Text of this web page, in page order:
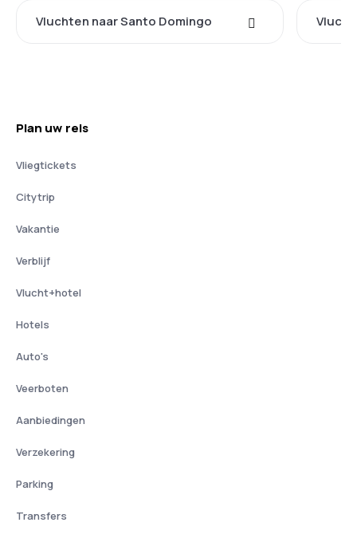
Vluchten naar Santo Domingo
Plan uw reis
Vliegtickets
Citytrip
Vakantie
Verblijf
Vlucht+hotel
Hotels
Auto's
Veerboten
Aanbiedingen
Verzekering
Parking
Transfers